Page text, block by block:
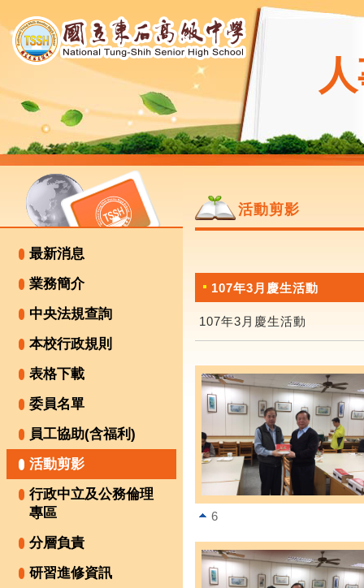
最新消息
業務簡介
中央法規查詢
本校行政規則
表格下載
委員名單
員工協助(含福利)
活動剪影
行政中立及公務倫理
專區
分層負責
研習進修資訊
活動剪影
107年3月慶生活動
107年3月慶生活動
6